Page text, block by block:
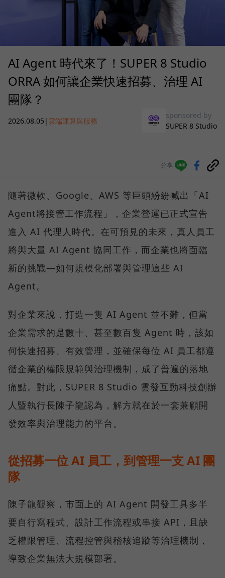
AI Agent 時代來了！SUPER 8 Studio
ORRA 如何讓企業快速招募、治理 AI
團隊？
2026.08.05 | 雲端運算與服務
sponsored by
SUPER 8 Studio
分享
隨著微軟、Google、AWS 等巨頭紛紛喊出「AI
Agent將接管工作流程」，企業營運已正式宣告
進入 AI 代理人時代。在可預見的未來，真人員工
將與大量 AI Agent 協同工作，而企業也將面臨
新的挑戰—如何規模化部署與管理這些 AI
Agent。
對企業來說，打造一隻 AI Agent 並不難，但當
企業需求的是數十、甚至數百隻 Agent 時，該如
何快速招募、有效管理，並確保每位 AI 員工都遵
循企業的權限規範與治理機制，成了普遍的落地
痛點。對此，SUPER 8 Studio 雲發互動科技創辦
人暨執行長陳子龍認為，解方就在於一套兼顧開
發效率與治理能力的平台。
從招募一位 AI 員工，到管理一支 AI 團
隊
陳子龍觀察，市面上的 AI Agent 開發工具多半
要自行寫程式、設計工作流程或串接 API，且缺
乏權限管理、流程控管與稽核追蹤等治理機制，
導致企業無法大規模部署。